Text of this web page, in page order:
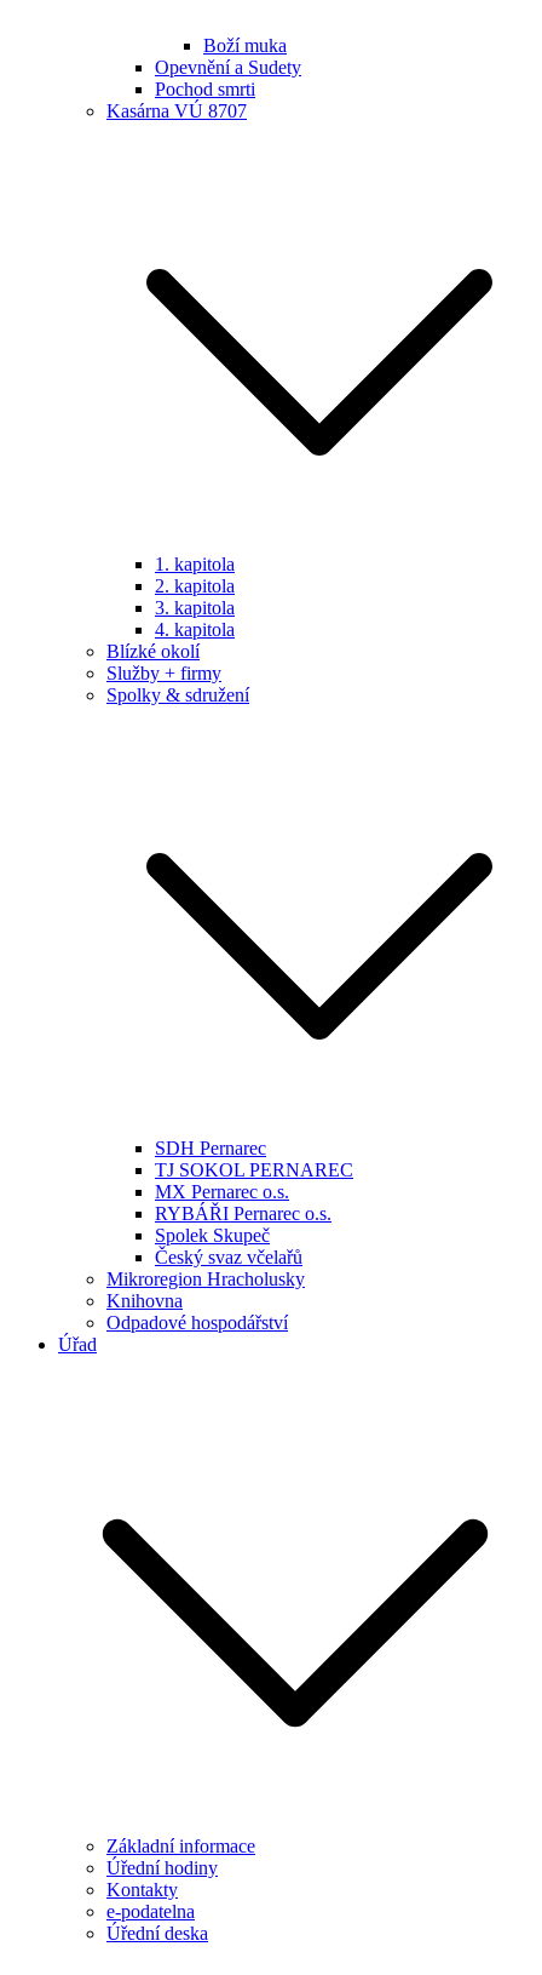
Boží muka
Opevnění a Sudety
Pochod smrti
Kasárna VÚ 8707
1. kapitola
2. kapitola
3. kapitola
4. kapitola
Blízké okolí
Služby + firmy
Spolky & sdružení
SDH Pernarec
TJ SOKOL PERNAREC
MX Pernarec o.s.
RYBÁŘI Pernarec o.s.
Spolek Skupeč
Český svaz včelařů
Mikroregion Hracholusky
Knihovna
Odpadové hospodářství
Úřad
Základní informace
Úřední hodiny
Kontakty
e-podatelna
Úřední deska